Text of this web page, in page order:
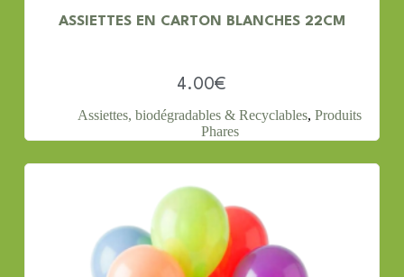
ASSIETTES EN CARTON BLANCHES 22CM
4.00€
Assiettes, biodégradables & Recyclables,Produits
Phares